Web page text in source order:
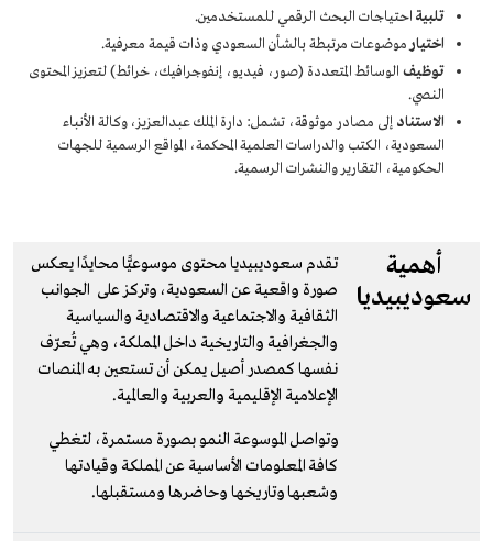
تلبية احتياجات البحث الرقمي للمستخدمين.
اختيارموضوعات مرتبطة بالشأن السعودي وذات قيمة معرفية.
توظيف الوسائط المتعددة (صور، فيديو، إنفوجرافيك، خرائط) لتعزيز المحتوى
النصي.
الاستناد إلى مصادر موثوقة، تشمل: دارة الملك عبدالعزيز، وكالة الأنباء
السعودية، الكتب والدراسات العلمية المحكمة، المواقع الرسمية للجهات
الحكومية، التقارير والنشرات الرسمية.
أهمية
سعوديبيديا
تقدم سعوديبيديا محتوى موسوعيًّا محايدًا يعكس
صورة واقعية عن السعودية، وتركز على الجوانب
الثقافية والاجتماعية والاقتصادية والسياسية
والجغرافية والتاريخية داخل المملكة، وهي تُعرّف
نفسها كمصدر أصيل يمكن أن تستعين به المنصات
الإعلامية الإقليمية والعربية والعالمية.
وتواصل الموسوعة النمو بصورة مستمرة، لتغطي
كافة المعلومات الأساسية عن المملكة وقيادتها
وشعبها وتاريخها وحاضرها ومستقبلها.